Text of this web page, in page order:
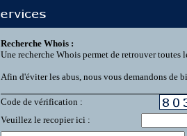
Recherche Whois :
Une recherche Whois permet de retrouver
Afin d'éviter les abus, nous vous demandons de
Code de vérification :
Veuillez le recopier ici :